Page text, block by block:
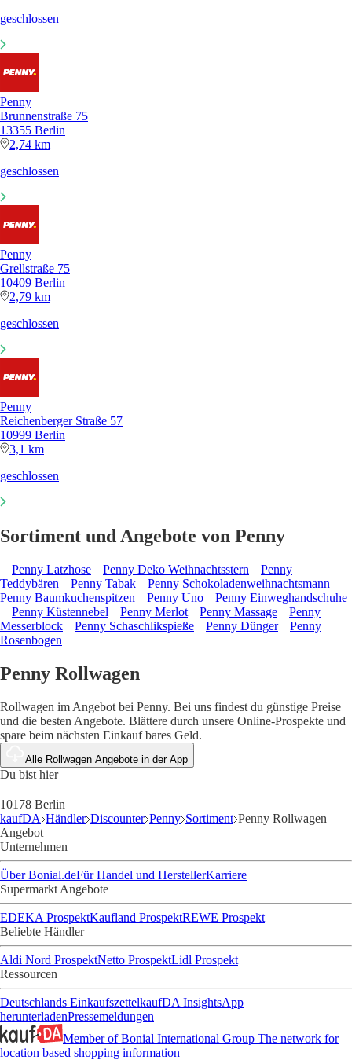
geschlossen
Penny
Brunnenstraße 75
13355 Berlin
2,74 km
geschlossen
Penny
Grellstraße 75
10409 Berlin
2,79 km
geschlossen
Penny
Reichenberger Straße 57
10999 Berlin
3,1 km
geschlossen
Sortiment und Angebote von Penny
Penny Latzhose Penny Deko Weihnachtsstern
Penny
Teddybären
Penny Tabak
Penny Schokoladenweihnachtsmann
Penny Baumkuchenspitzen
Penny Uno
Penny Einweghandschuhe
Penny Küstennebel
Penny Merlot Penny Massage
Penny
Messerblock
Penny Schaschlikspieße Penny Dünger
Penny
Rosenbogen
Penny Rollwagen
Rollwagen im Angebot bei Penny. Bei uns findest du günstige Preise
und die besten Angebote. Blättere durch unsere Online-Prospekte und
spare beim nächsten Einkauf bares Geld.
Alle Rollwagen Angebote in der App
Du bist hier
10178 Berlin
kaufDA Händler Discounter Penny Sortiment Penny Rollwagen
Angebot
Unternehmen
Über Bonial.deFür Handel und HerstellerKarriere
Supermarkt Angebote
EDEKA ProspektKaufland ProspektREWE Prospekt
Beliebte Händler
Aldi Nord ProspektNetto ProspektLidl Prospekt
Ressourcen
Deutschlands EinkaufszettelkaufDA InsightsApp
herunterladenPressemeldungen
Member of Bonial International Group The network for
location based shopping information